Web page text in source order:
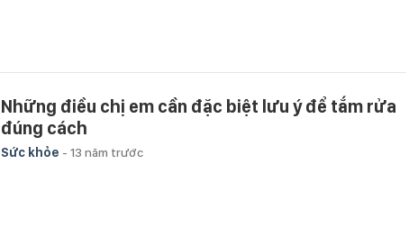
Những điều chị em cần đặc biệt lưu ý để tắm rửa
đúng cách
Sức khỏe - 13 năm trước